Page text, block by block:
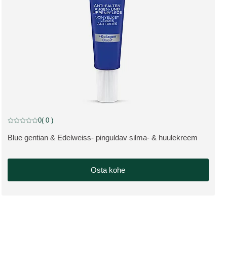
VAATA TOODET:
Blue gentian & Edelweiss- pinguldav silma- & huulekreem
Praegune hinnang: 0 5-st tähest hinnanud 0 klienti
0( 0 )
Osta kohe